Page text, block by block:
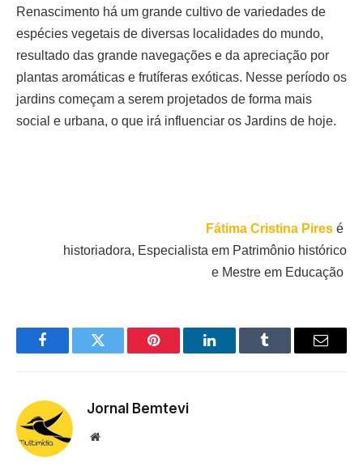
Renascimento há um grande cultivo de variedades de
espécies vegetais de diversas localidades do mundo,
resultado das grande navegações e da apreciação por
plantas aromáticas e frutíferas exóticas. Nesse período os
jardins começam a serem projetados de forma mais
social e urbana, o que irá influenciar os Jardins de hoje.
Fátima Cristina Pires é
historiadora, Especialista em Patrimônio histórico
e Mestre em Educação
FacebookTwitter Pinterest LinkedInTumblr Email
Jornal Bemtevi
Website